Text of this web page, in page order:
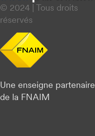
© 2024 | Tous droits
réservés
Une enseigne partenaire
de la FNAIM